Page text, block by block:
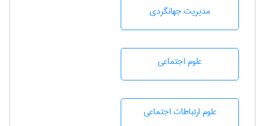
مديريت جهانگردی
علوم اجتماعی
علوم ارتباطات اجتماعی